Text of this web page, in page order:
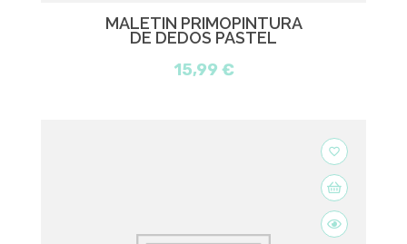
MALETIN PRIMOPINTURA
DE DEDOS PASTEL
15,99 €
favorite_border